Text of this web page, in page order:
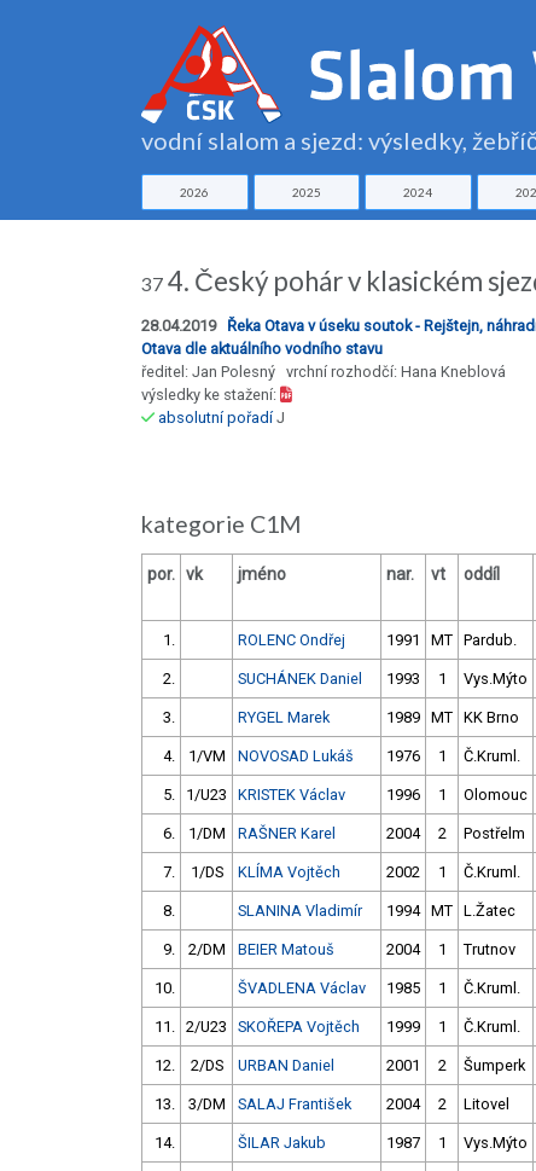
vodní slalom a sjezd: výsledky,
2026 2025 2024
37 4. Český pohár v klasickém
28.04.2019 Řeka Otava v úseku soutok - Rejštejn,
Otava dle aktuálního vodního stavu
ředitel: Jan Polesný vrchní rozhodčí: Hana Kneblová
výsledky ke stažení:
absolutní pořadíJ
kategorie C1M
por. vk jméno nar. vt oddíl
1. ROLENC Ondřej 1991 MT Pardub.
2. SUCHÁNEK Daniel 1993 1 Vys.Mýto
3. RYGEL Marek 1989 MT KK Brno
4. 1/VM NOVOSAD Lukáš 1976 1 Č.Kruml.
5. 1/U23 KRISTEK Václav 1996 1 Olomouc
6. 1/DM RAŠNER Karel 2004 2 Postřelm
7. 1/DS KLÍMA Vojtěch 2002 1 Č.Kruml.
8. SLANINA Vladimír 1994 MT L.Žatec
9. 2/DM BEIER Matouš 2004 1 Trutnov
10. ŠVADLENA Václav 1985 1 Č.Kruml.
11. 2/U23 SKOŘEPA Vojtěch 1999 1 Č.Kruml.
12. 2/DS URBAN Daniel 2001 2 Šumperk
13. 3/DM SALAJ František 2004 2 Litovel
14. ŠILAR Jakub 1987 1 Vys.Mýto